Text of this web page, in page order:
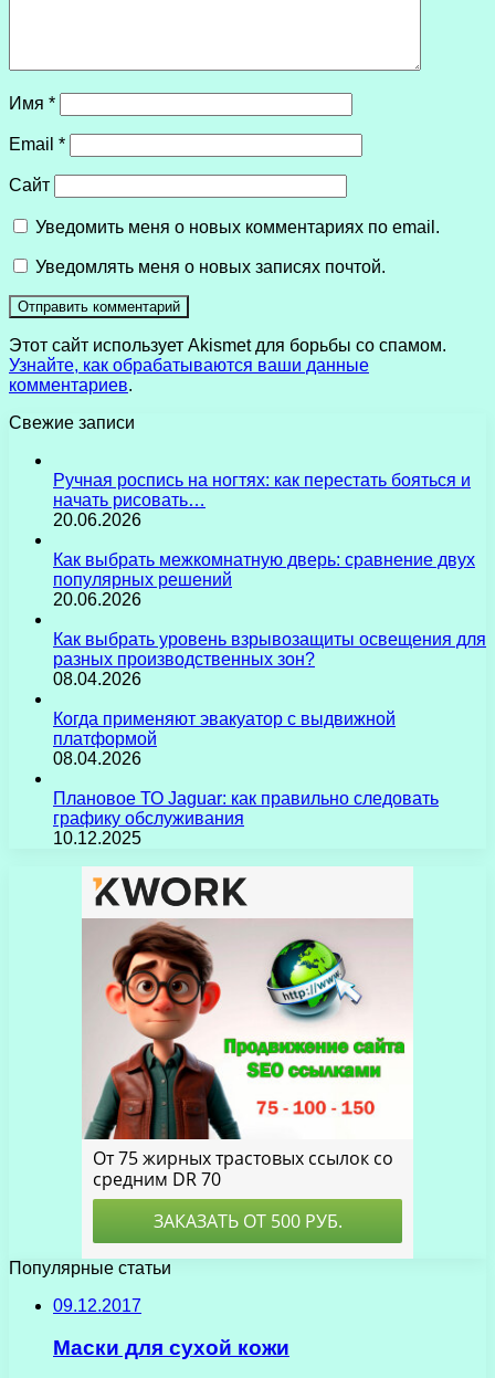
Имя *
Email *
Сайт
Уведомить меня о новых комментариях по email.
Уведомлять меня о новых записях почтой.
Этот сайт использует Akismet для борьбы со спамом.
Узнайте, как обрабатываются ваши данные
комментариев.
Свежие записи
Ручная роспись на ногтях: как перестать бояться и
начать рисовать…
20.06.2026
Как выбрать межкомнатную дверь: сравнение двух
популярных решений
20.06.2026
Как выбрать уровень взрывозащиты освещения для
разных производственных зон?
08.04.2026
Когда применяют эвакуатор с выдвижной
платформой
08.04.2026
Плановое ТО Jaguar: как правильно следовать
графику обслуживания
10.12.2025
Популярные статьи
09.12.2017
Маски для сухой кожи